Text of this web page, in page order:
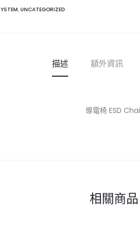
數
, UNCATEGORIZED
描述 額外資訊
導電椅 ESD
相關商品